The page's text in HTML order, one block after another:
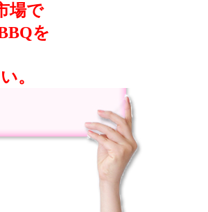
場で
を
。